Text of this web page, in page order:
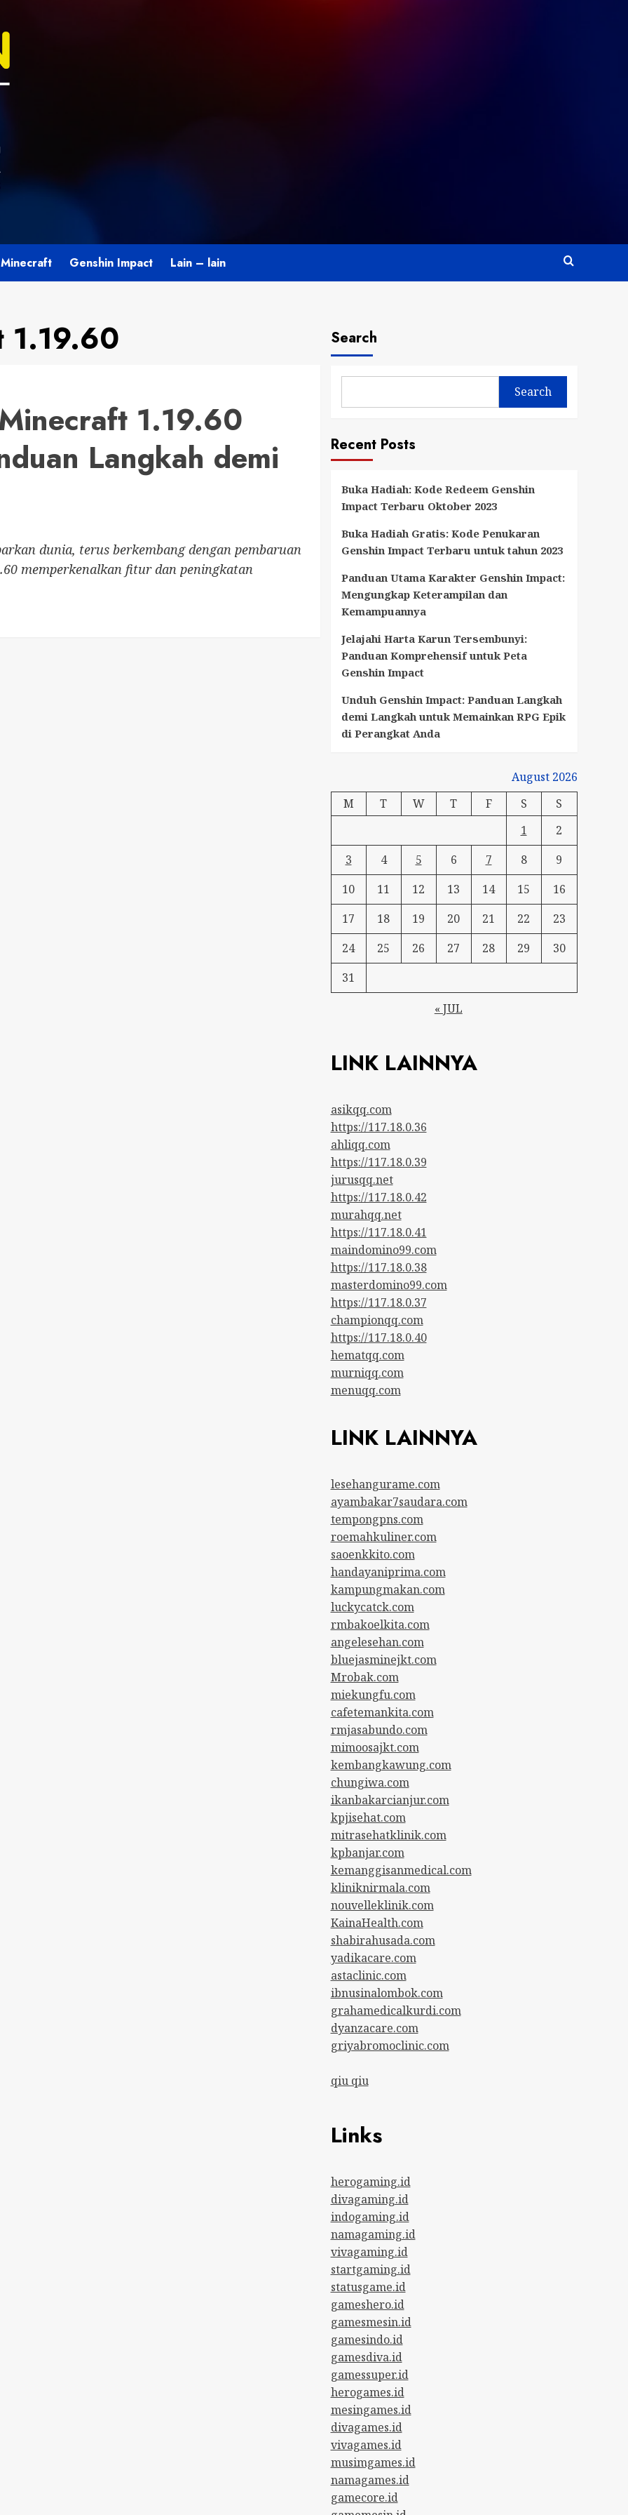
Minecraft Genshin Impact Lain – lain
1.19.60
1.19.60
Langkah demi
dunia, terus berkembang dengan pembaruan
memperkenalkan fitur dan peningkatan
Search
Search
Recent Posts
Buka Hadiah: Kode Redeem Genshin
Impact Terbaru Oktober 2023
Buka Hadiah Gratis: Kode Penukaran
Genshin Impact Terbaru untuk tahun 2023
Panduan Utama Karakter Genshin Impact:
Mengungkap Keterampilan dan
Kemampuannya
Jelajahi Harta Karun Tersembunyi:
Panduan Komprehensif untuk Peta
Genshin Impact
Unduh Genshin Impact: Panduan Langkah
demi Langkah untuk Memainkan RPG Epik
di Perangkat Anda
August 2026
M
T W T F S
S
1
2
3
4 5 6 7 8
9
10
11 12 13 14 15
16
17
18 19 20 21 22
23
24
25 26 27 28 29
30
31
« JUL
LINK LAINNYA
asikqq.com
https://117.18.0.36
ahliqq.com
https://117.18.0.39
jurusqq.net
https://117.18.0.42
murahqq.net
https://117.18.0.41
maindomino99.com
https://117.18.0.38
masterdomino99.com
https://117.18.0.37
championqq.com
https://117.18.0.40
hematqq.com
murniqq.com
menuqq.com
LINK LAINNYA
lesehangurame.com
ayambakar7saudara.com
tempongpns.com
roemahkuliner.com
saoenkkito.com
handayaniprima.com
kampungmakan.com
luckycatck.com
rmbakoelkita.com
angelesehan.com
bluejasminejkt.com
Mrobak.com
miekungfu.com
cafetemankita.com
rmjasabundo.com
mimoosajkt.com
kembangkawung.com
chungiwa.com
ikanbakarcianjur.com
kpjisehat.com
mitrasehatklinik.com
kpbanjar.com
kemanggisanmedical.com
kliniknirmala.com
nouvelleklinik.com
KainaHealth.com
shabirahusada.com
yadikacare.com
astaclinic.com
ibnusinalombok.com
grahamedicalkurdi.com
dyanzacare.com
griyabromoclinic.com
qiu qiu
Links
herogaming.id
divagaming.id
indogaming.id
namagaming.id
vivagaming.id
startgaming.id
statusgame.id
gameshero.id
gamesmesin.id
gamesindo.id
gamesdiva.id
gamessuper.id
herogames.id
mesingames.id
divagames.id
vivagames.id
musimgames.id
namagames.id
gamecore.id